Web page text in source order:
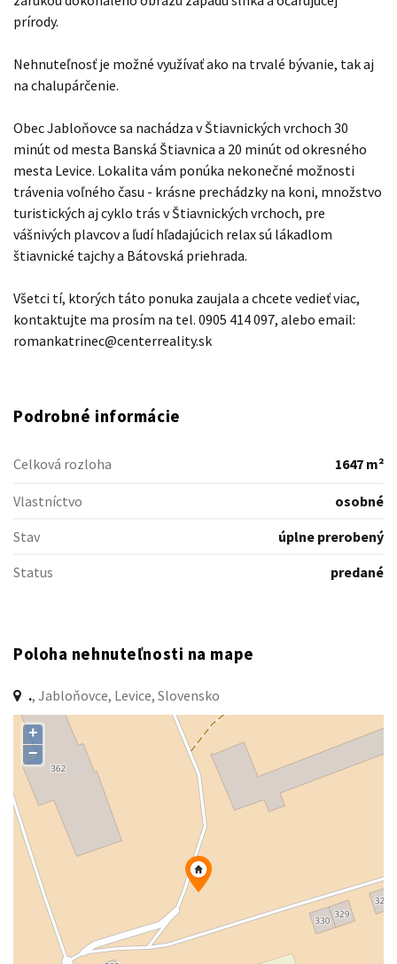
prírody.
Nehnuteľnosť je možné využívať ako na trvalé bývanie, tak aj
na chalupárčenie.
Obec Jabloňovce sa nachádza v Štiavnických vrchoch 30
minút od mesta Banská Štiavnica a 20 minút od okresného
mesta Levice. Lokalita vám ponúka nekonečné možnosti
trávenia voľného času - krásne prechádzky na koni, množstvo
turistických aj cyklo trás v Štiavnických vrchoch, pre
vášnivých plavcov a ľudí hľadajúcich relax sú lákadlom
štiavnické tajchy a Bátovská priehrada.
Všetci tí, ktorých táto ponuka zaujala a chcete vedieť viac,
kontaktujte ma prosím na tel. 0905 414 097, alebo email:
romankatrinec@centerreality.sk
Podrobné informácie
Celková rozloha 1647 m²
Vlastníctvo
osobné
Stav
úplne prerobený
Status
predané
Poloha nehnuteľnosti na mape
., Jabloňovce, Levice, Slovensko
+
−